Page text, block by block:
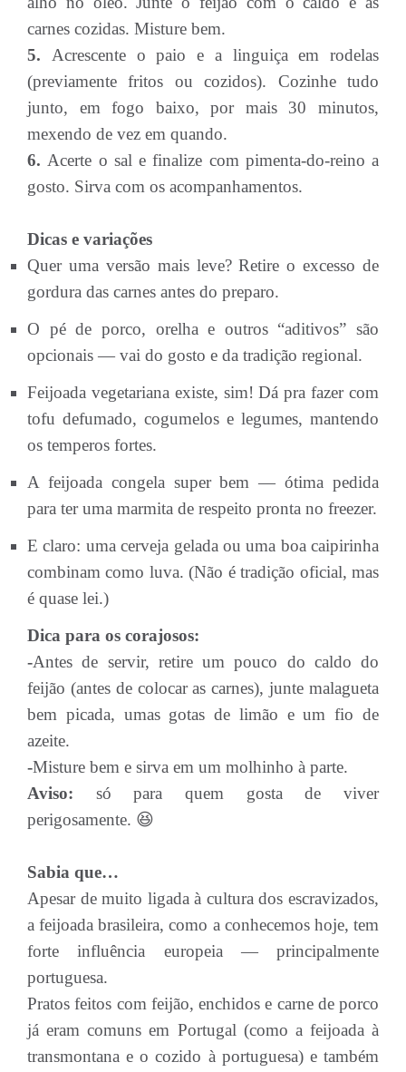
carnes cozidas. Misture bem.
5. Acrescente o paio e a linguiça em rodelas
(previamente fritos ou cozidos). Cozinhe tudo
junto, em fogo baixo, por mais 30 minutos,
mexendo de vez em quando.
6. Acerte o sal e finalize com pimenta-do-reino a
gosto. Sirva com os acompanhamentos.
Dicas e variações
Quer uma versão mais leve? Retire o excesso de
gordura das carnes antes do preparo.
O pé de porco, orelha e outros “aditivos” são
opcionais — vai do gosto e da tradição regional.
Feijoada vegetariana existe, sim! Dá pra fazer com
tofu defumado, cogumelos e legumes, mantendo
os temperos fortes.
A feijoada congela super bem — ótima pedida
para ter uma marmita de respeito pronta no freezer.
E claro: uma cerveja gelada ou uma boa caipirinha
combinam como luva. (Não é tradição oficial, mas
é quase lei.)
Dica para os corajosos:
-Antes de servir, retire um pouco do caldo do
feijão (antes de colocar as carnes), junte malagueta
bem picada, umas gotas de limão e um fio de
azeite.
-Misture bem e sirva em um molhinho à parte.
Aviso: só para quem gosta de viver
perigosamente. 😆
Sabia que…
Apesar de muito ligada à cultura dos escravizados,
a feijoada brasileira, como a conhecemos hoje, tem
forte influência europeia — principalmente
portuguesa.
Pratos feitos com feijão, enchidos e carne de porco
já eram comuns em Portugal (como a feijoada à
transmontana e o cozido à portuguesa) e também